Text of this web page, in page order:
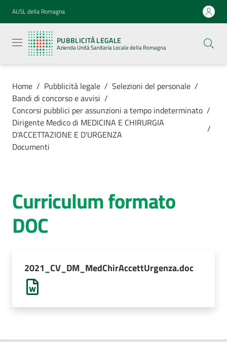
Vai al contenuto
Vai alla navigazione
Vai al footer
AUSL della Romagna
PUBBLICITÀ LEGALE
Azienda Unità Sanitaria Locale della Romagna
legale
Azienda
Unità
Locale della
Azienda
Luoghi di
cura
Home / Pubblicità legale / Selezioni del personale /
Bandi di concorso e avvisi /
Concorsi pubblici per assunzioni a tempo indeterminato /
Dirigente Medico di MEDICINA E CHIRURGIA
D'ACCETTAZIONE E D'URGENZA
/
Documenti
Curriculum formato
DOC
2021_CV_DM_MedChirAccettUrgenza.doc